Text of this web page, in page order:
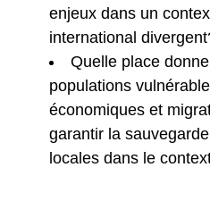
enjeux dans un
international
Quelle place
populations
économiques et
garantir la
locales dans le